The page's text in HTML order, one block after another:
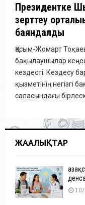
Президентке
зерттеу
баяндалды
Қасым-Жомарт
бақылаушылар
кездесті. Кездесу
қызметінің негізгі
саласындағы
ЖАҢАЛЫҚТАР